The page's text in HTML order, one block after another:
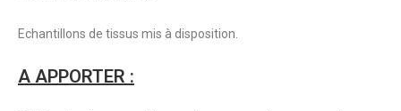
Echantillons de tissus mis à disposition.
A APPORTER :